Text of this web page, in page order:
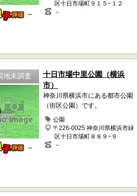
－
区十日市場町９１５−１２
－
地未調査
－
十日市場中里公園（横浜
市）
神奈川県横浜市にある都市公園
（街区公園）です。
公園
〒226-0025 神奈川県横浜市緑
区十日市場町８８９−９
－